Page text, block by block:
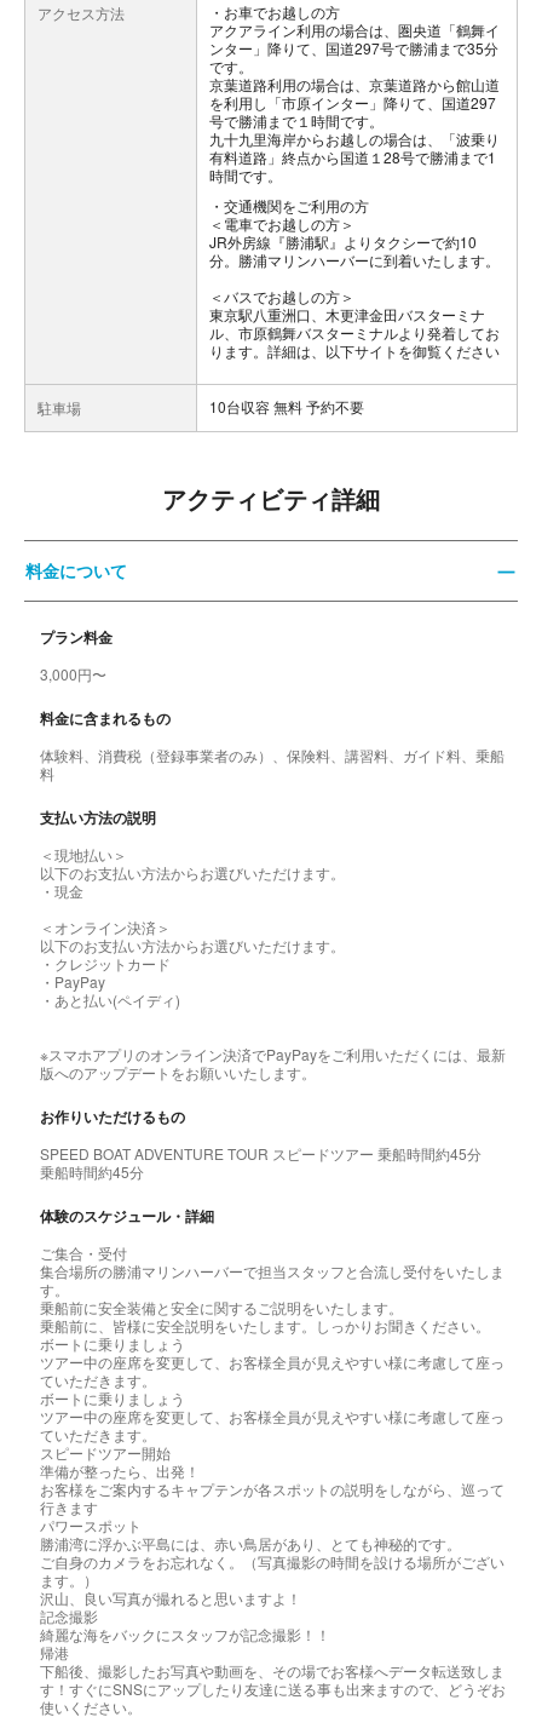
アクセス方法
お車でお越しの方
アクアライン利用の場合は、圏央道「鶴舞イ
ンター」降りて、国道297号で勝浦まで35分
です。
京葉道路利用の場合は、京葉道路から館山道
を利用し「市原インター」降りて、国道297
号で勝浦まで１時間です。
九十九里海岸からお越しの場合は、「波乗り
有料道路」終点から国道１28号で勝浦まで1
時間です。
交通機関をご利用の方
＜電車でお越しの方＞
JR外房線『勝浦駅』よりタクシーで約10
分。勝浦マリンハーバーに到着いたします。
＜バスでお越しの方＞
東京駅八重洲口、木更津金田バスターミナ
ル、市原鶴舞バスターミナルより発着してお
ります。詳細は、以下サイトを御覧ください
駐車場 10台収容 無料 予約不要
アクティビティ詳細
料金について
プラン料金
3,000円〜
料金に含まれるもの
体験料、消費税（登録事業者のみ）、保険料、講習料、ガイド料、乗船
料
支払い方法の説明
＜現地払い＞
以下のお支払い方法からお選びいただけます。
・現金
＜オンライン決済＞
以下のお支払い方法からお選びいただけます。
・クレジットカード
・PayPay
・あと払い(ペイディ)
※スマホアプリのオンライン決済でPayPayをご利用いただくには、最新
版へのアップデートをお願いいたします。
お作りいただけるもの
SPEED BOAT ADVENTURE TOUR スピードツアー 乗船時間約45分
乗船時間約45分
体験のスケジュール・詳細
ご集合・受付
集合場所の勝浦マリンハーバーで担当スタッフと合流し受付をいたしま
す。
乗船前に安全装備と安全に関するご説明をいたします。
乗船前に、皆様に安全説明をいたします。しっかりお聞きください。
ボートに乗りましょう
ツアー中の座席を変更して、お客様全員が見えやすい様に考慮して座っ
ていただきます。
ボートに乗りましょう
ツアー中の座席を変更して、お客様全員が見えやすい様に考慮して座っ
ていただきます。
スピードツアー開始
準備が整ったら、出発！
お客様をご案内するキャプテンが各スポットの説明をしながら、巡って
行きます
パワースポット
勝浦湾に浮かぶ平島には、赤い鳥居があり、とても神秘的です。
ご自身のカメラをお忘れなく。（写真撮影の時間を設ける場所がござい
ます。）
沢山、良い写真が撮れると思いますよ！
記念撮影
綺麗な海をバックにスタッフが記念撮影！！
帰港
下船後、撮影したお写真や動画を、その場でお客様へデータ転送致しま
す！すぐにSNSにアップしたり友達に送る事も出来ますので、どうぞお
使いください。